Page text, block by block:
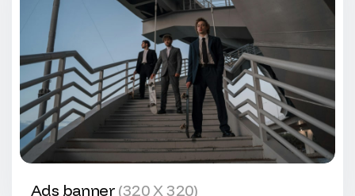
Ads banner (320 X 320)